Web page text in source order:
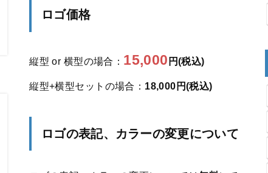
ロゴ価格
縦型 or 横型の場合： 15,000 円(税込)
縦型+横型セットの場合： 18,000円(税込)
ロゴの表記、カラーの変更について